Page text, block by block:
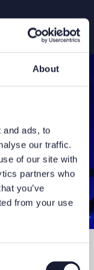
About
and ads, to
our traffic.
of our site with
partners who
you’ve
from your use